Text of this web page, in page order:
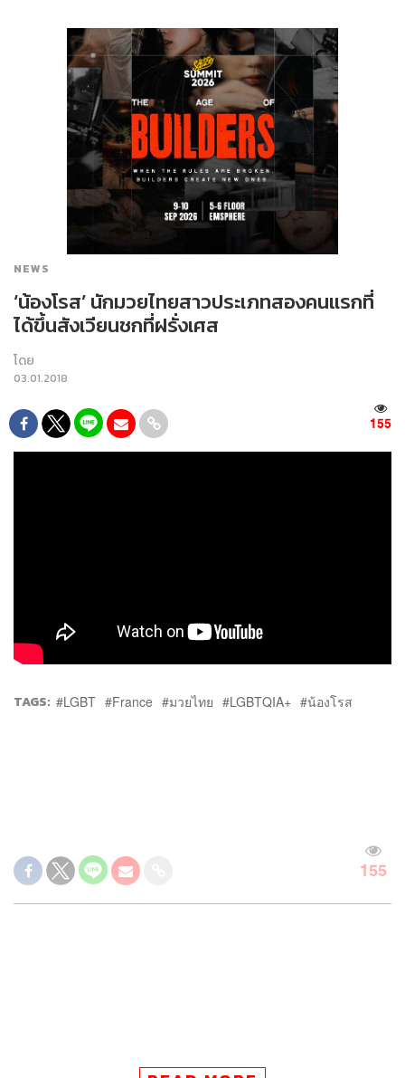
NEWS
‘น้องโรส’ นักมวยไทยสาวประเภทสองคนแรกที่
ได้ขึ้นสังเวียนชกที่ฝรั่งเศส
โดย
03.01.2018
155
TAGS: LGBT France มวยไทย LGBTQIA+ น้องโรส
155